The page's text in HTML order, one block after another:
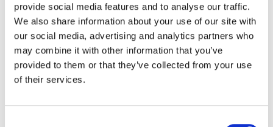
provide social media features and to analyse our traffic.
We also share information about your use of our site with
our social media, advertising and analytics partners who
may combine it with other information that you’ve
provided to them or that they’ve collected from your use
of their services.